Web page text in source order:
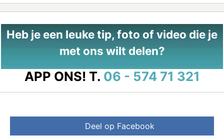
Heb je een leuke tip, foto of video die je
met ons wilt delen?
APP ONS! T. 06 - 574 71 321
Deel op Facebook